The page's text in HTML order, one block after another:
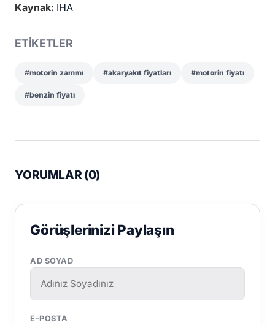
Kaynak: IHA
ETİKETLER
#motorin zammı #akaryakıt fiyatları #motorin fiyatı
#benzin fiyatı
YORUMLAR (0)
Görüşlerinizi Paylaşın
AD SOYAD
E-POSTA